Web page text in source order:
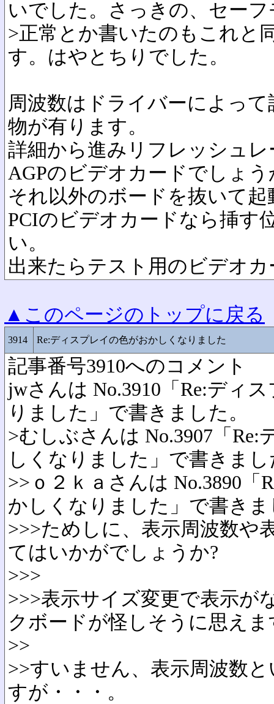
いでした。さっきの、セー
>正常とか書いたのもこれと
す。はやとちりでした。
周波数はドライバーによっ
物が有ります。
詳細から進みリフレッシュ
AGPのビデオカードでしょう
それ以外のボードを抜いて
PCIのビデオカードなら挿す
い。
出来たらテスト用のビデオ
▲このページのトップに戻る
3914 Re:ディスプレイの色がおかしくなりました
記事番号3910へのコメント
jwさんは No.3910「Re:ディ
りました」で書きました。
>むしぶさんは No.3907「
しくなりました」で書きまし
>>ｏ２ｋａさんは No.3890
かしくなりました」で書き
>>>ためしに、表示周波数や
てはいかがでしょうか?
>>>
>>>表示サイズ変更で表示が
クボードが怪しそうに思えま
>>
>>すいません、表示周波数
すが・・・。